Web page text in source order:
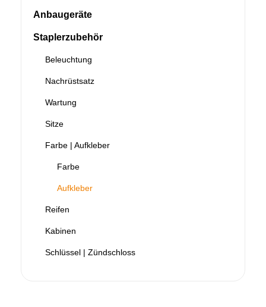
Anbaugeräte
Staplerzubehör
Beleuchtung
Nachrüstsatz
Wartung
Sitze
Farbe | Aufkleber
Farbe
Aufkleber
Reifen
Kabinen
Schlüssel | Zündschloss